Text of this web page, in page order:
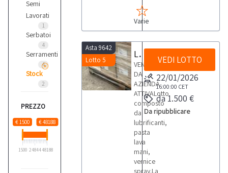
Semi
Lavorati
1
Serbatoi
4
Serramenti
4
Stock
2
PREZZO
€ 1500 € 48188
1500 2484448188
Varie
Asta 9642
Lotto 5
Lubrificanti , pasta lava mani e vernice spray
VENDITA
DA
AZIENDA
ATTIVALotto
composto
da
lubrificanti,
pasta
lava
mani,
vernice
spray.La
VEDI LOTTO
22/01/2026
16:00:00 CET
da 1.500 €
Da ripubblicare